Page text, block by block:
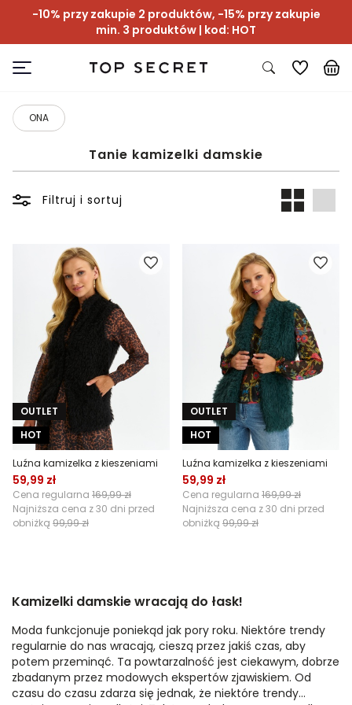
-10% przy zakupie 2 produktów, -15% przy zakupie
min. 3 produktów | kod: HOT
ONA
Tanie kamizelki damskie
Filtruj i sortuj
OUTLET
HOT
Luźna kamizelka z kieszeniami
59,99 zł
Cena regularna 169,99 zł
Najniższa cena z 30 dni przed
obniżką 99,99 zł
OUTLET
HOT
Luźna kamizelka z kieszeniami
59,99 zł
Cena regularna 169,99 zł
Najniższa cena z 30 dni przed
obniżką 99,99 zł
Kamizelki damskie wracają do łask!
Moda funkcjonuje poniekąd jak pory roku. Niektóre trendy
regularnie do nas wracają, cieszą przez jakiś czas, aby
potem przeminąć. Ta powtarzalność jest ciekawym, dobrze
zbadanym przez modowych ekspertów zjawiskiem. Od
czasu do czasu zdarza się jednak, że niektóre trendy